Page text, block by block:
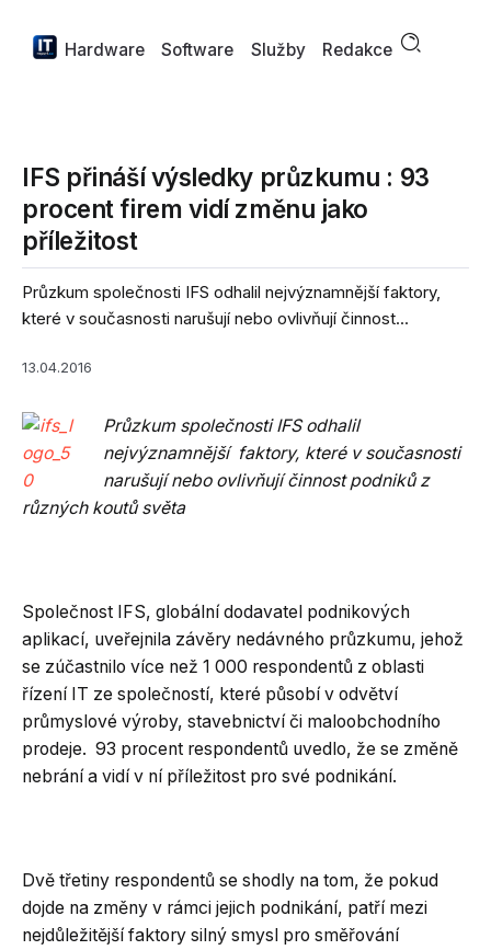
Hardware Software Služby Redakce
IFS přináší výsledky průzkumu : 93
procent firem vidí změnu jako
příležitost
Průzkum společnosti IFS odhalil nejvýznamnější faktory,
které v současnosti narušují nebo ovlivňují činnost...
13.04.2016
Průzkum společnosti IFS odhalil
nejvýznamnější faktory, které v současnosti
narušují nebo ovlivňují činnost podniků z
různých koutů světa
Společnost IFS, globální dodavatel podnikových
aplikací, uveřejnila závěry nedávného průzkumu, jehož
se zúčastnilo více než 1 000 respondentů z oblasti
řízení IT ze společností, které působí v odvětví
průmyslové výroby, stavebnictví či maloobchodního
prodeje. 93 procent respondentů uvedlo, že se změně
nebrání a vidí v ní příležitost pro své podnikání.
Dvě třetiny respondentů se shodly na tom, že pokud
dojde na změny v rámci jejich podnikání, patří mezi
nejdůležitější faktory silný smysl pro směřování